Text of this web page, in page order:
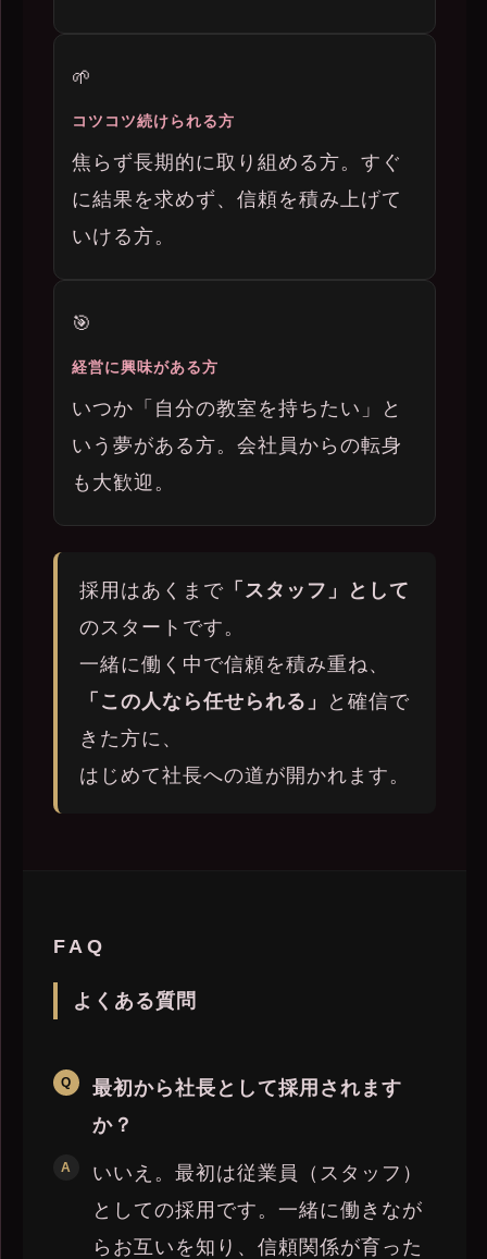
🌱
コツコツ続けられる方
焦らず長期的に取り組める方。すぐ
に結果を求めず、信頼を積み上げて
いける方。
🎯
経営に興味がある方
いつか「自分の教室を持ちたい」と
いう夢がある方。会社員からの転身
も大歓迎。
採用はあくまで 「スタッフ」として
のスタートです。
一緒に働く中で信頼を積み重ね、
「この人なら任せられる」
と確信で
きた方に、
はじめて社長への道が開かれます。
FAQ
よくある質問
最初から社長として採用されます
か？
いいえ。最初は従業員（スタッフ）
としての採用です。一緒に働きなが
らお互いを知り、信頼関係が育った